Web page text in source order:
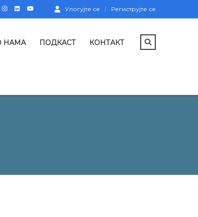
Улогујте се Региструјте се
НАМА ПОДКАСТ КОНТАКТ